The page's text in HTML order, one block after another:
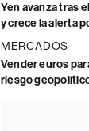
Yen avanza tras
y crece la alerta
MERCADOS
Vender euros
riesgo